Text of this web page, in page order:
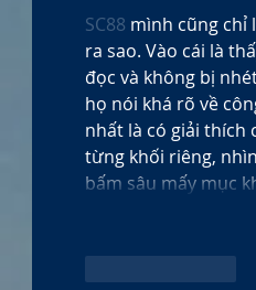
SC88 mình cũng
ra sao. Vào cái là
đọc và không bị
họ nói khá rõ về
nhất là có giải thích
từng khối riêng,
bấm sâu mấy mục